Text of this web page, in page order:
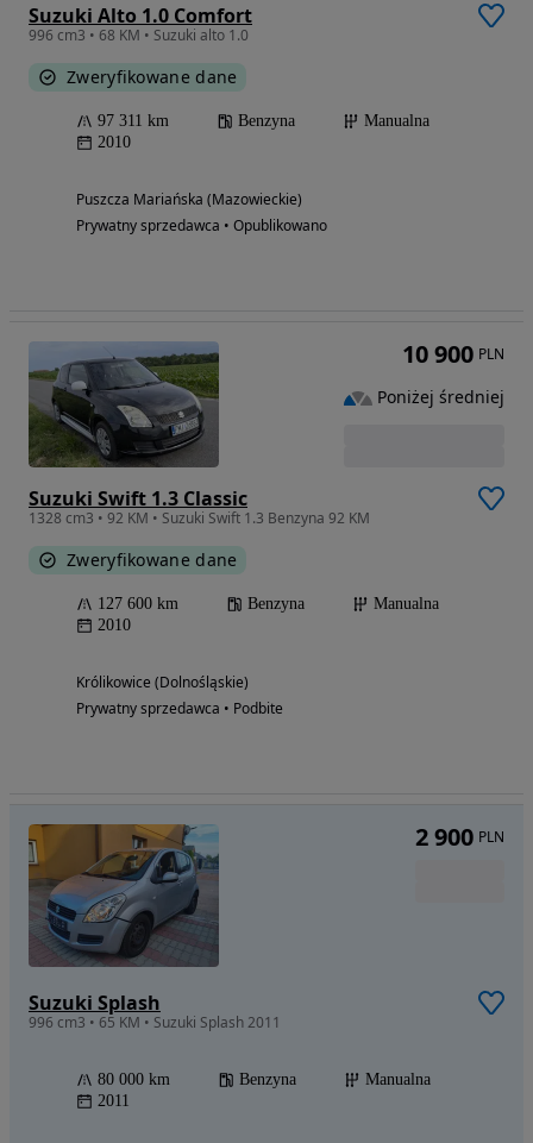
Suzuki Alto 1.0 Comfort
996 cm3 • 68 KM • Suzuki alto 1.0
Zweryfikowane dane
97 311 km Benzyna
Manualna
2010
Puszcza Mariańska (Mazowieckie)
Prywatny sprzedawca • Opublikowano
Suzuki Swift 1.3 Classic
1328 cm3 • 92 KM • Suzuki Swift 1.3 Benzyna 92 KM
Zweryfikowane dane
127 600 km Benzyna
Manualna
2010
Królikowice (Dolnośląskie)
Prywatny sprzedawca • Podbite
10 900 PLN
Poniżej średniej
Suzuki Splash
996 cm3 • 65 KM • Suzuki Splash 2011
80 000 km Benzyna
Manualna
2011
2 900 PLN